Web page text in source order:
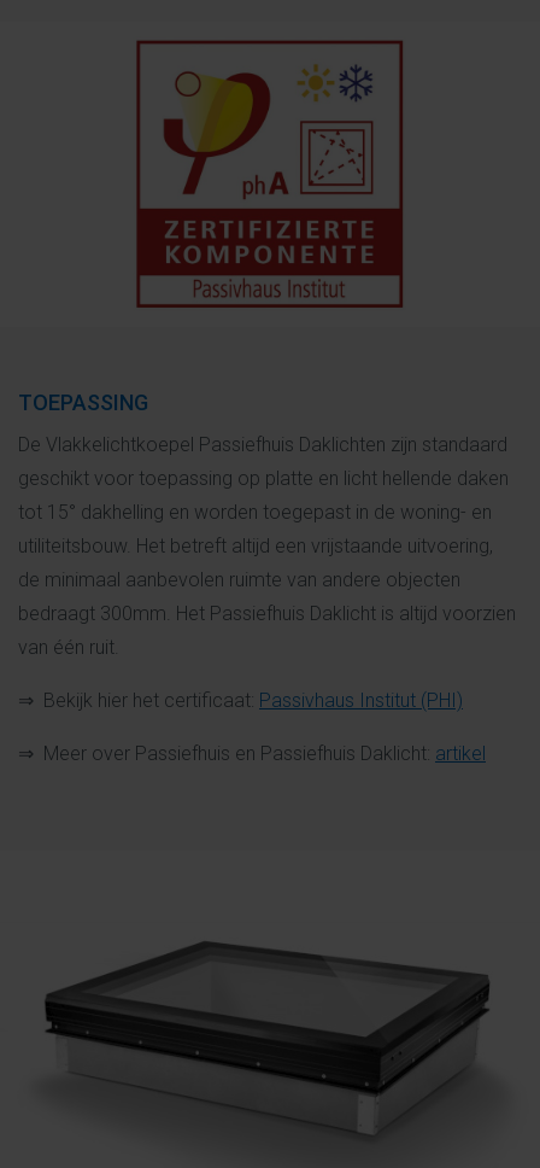
TOEPASSING
De Vlakkelichtkoepel Passiefhuis Daklichten zijn standaard
geschikt voor toepassing op platte en licht hellende daken
tot 15° dakhelling en worden toegepast in de woning- en
utiliteitsbouw. Het betreft altijd een vrijstaande uitvoering,
de minimaal aanbevolen ruimte van andere objecten
bedraagt 300mm. Het Passiefhuis Daklicht is altijd voorzien
van één ruit.
⇒ Bekijk hier het certificaat: Passivhaus Institut (PHI)
⇒ Meer over Passiefhuis en Passiefhuis Daklicht: artikel